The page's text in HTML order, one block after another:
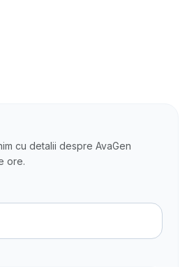
cu detalii despre AvaGen
ore.